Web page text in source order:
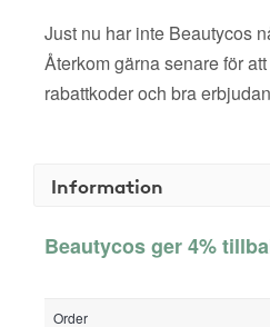
Just nu har inte Beautycos
Återkom gärna senare för
rabattkoder och bra
Information
Beautycos ger 4%
Order